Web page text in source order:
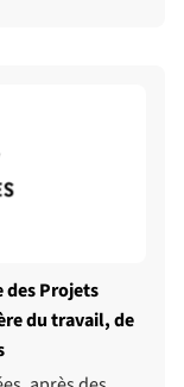
des Projets
du travail, de